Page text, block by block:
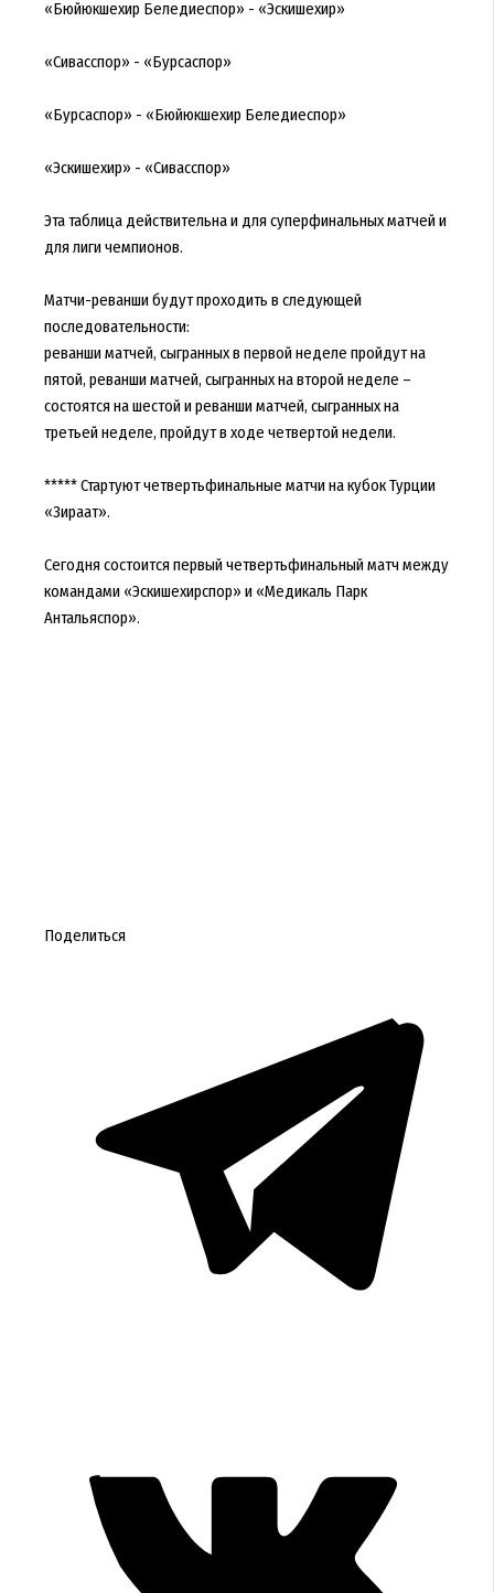
«Бюйюкшехир Беледиеспор» - «Эскишехир»
«Сивасспор» - «Бурсаспор»
«Бурсаспор» - «Бюйюкшехир Беледиеспор»
«Эскишехир» - «Сивасспор»
Эта таблица действительна и для суперфинальных матчей и
для лиги чемпионов.
Матчи-реванши будут проходить в следующей
последовательности:
реванши матчей, сыгранных в первой неделе пройдут на
пятой, реванши матчей, сыгранных на второй неделе –
состоятся на шестой и реванши матчей, сыгранных на
третьей неделе, пройдут в ходе четвертой недели.
***** Стартуют четвертьфинальные матчи на кубок Турции
«Зираат».
Сегодня состоится первый четвертьфинальный матч между
командами «Эскишехирспор» и «Медикаль Парк
Антальяспор».
Поделиться